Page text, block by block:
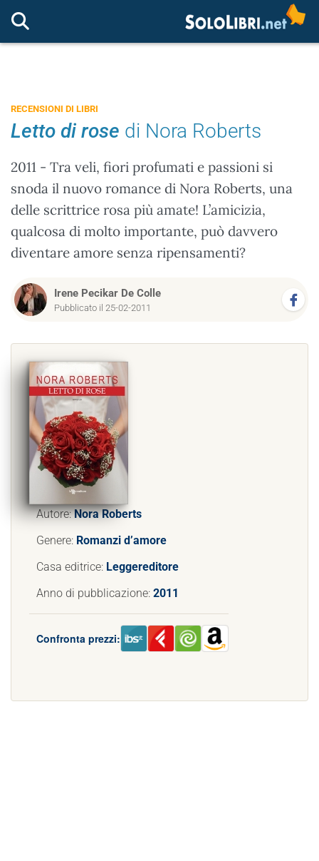
RECENSIONI DI LIBRI
Letto di rose di Nora Roberts
2011 - Tra veli, fiori profumati e passioni si
snoda il nuovo romance di Nora Roberts, una
delle scrittrice rosa più amate! L’amicizia,
qualcosa di molto importante, può davvero
diventare amore senza ripensamenti?
Irene Pecikar De Colle
Pubblicato il 25-02-2011
Autore:Nora Roberts
Genere: Romanzi d’amore
Casa editrice: Leggereditore
Anno di pubblicazione: 2011
Confronta prezzi: